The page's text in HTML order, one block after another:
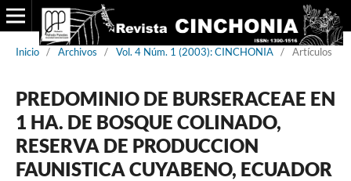
Inicio / Archivos / Vol. 4 Núm. 1 (2003): CINCHONIA / Artículos
PREDOMINIO DE BURSERACEAE EN
1 HA. DE BOSQUE COLINADO,
RESERVA DE PRODUCCION
FAUNISTICA CUYABENO, ECUADOR